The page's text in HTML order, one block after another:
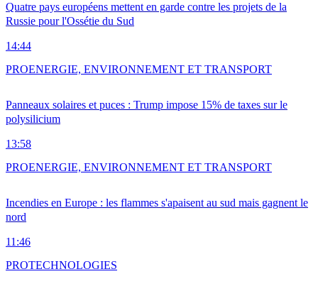
Quatre pays européens mettent en garde contre les projets de la
Russie pour l'Ossétie du Sud
14:44
Panneaux solaires et puces : Trump impose 15% de taxes sur le
polysilicium
13:58
PROENERGIE, ENVIRONNEMENT ET TRANSPORT
Incendies en Europe : les flammes s'apaisent au sud mais gagnent le
nord
11:46
PROENERGIE, ENVIRONNEMENT ET TRANSPORT
PROTECHNOLOGIES